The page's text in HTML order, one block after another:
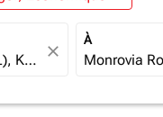
close
À